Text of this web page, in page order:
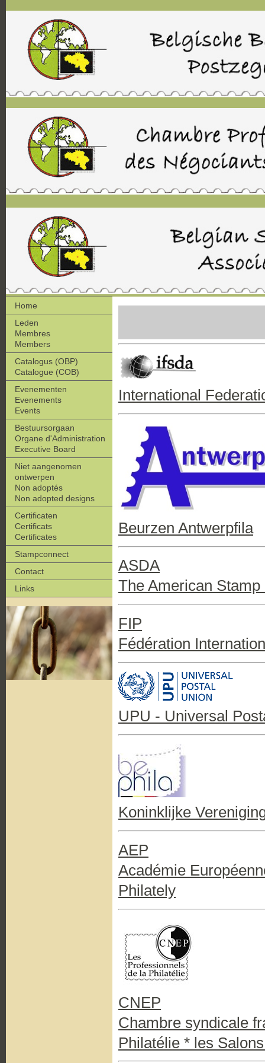
Home
Leden
Membres
Members
Catalogus (OBP)
Catalogue (COB)
Evenementen
Evenements
Events
Bestuursorgaan
Organe d'Administration
Executive Board
Niet aangenomen
ontwerpen
Non adoptés
Non adopted designs
Certificaten
Certificats
Certificates
Stampconnect
Contact
Links
International
Beurzen Antwerpfila
ASDA
The American
FIP
Fédération
UPU - Universal
Koninklijke
AEP
Académie
Philately
CNEP
Chambre syndicale
Philatélie * les